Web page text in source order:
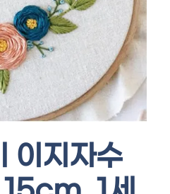
이지자수